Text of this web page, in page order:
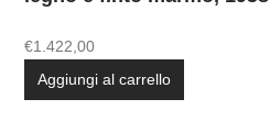
€1.422,00
Aggiungi al carrello